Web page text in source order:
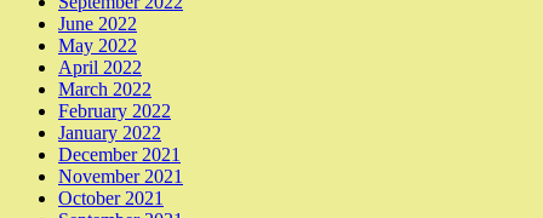
June 2022
May 2022
April 2022
March 2022
February 2022
January 2022
December 2021
November 2021
October 2021